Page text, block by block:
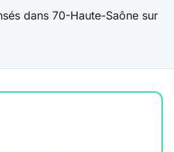
dans 70-Haute-Saône sur